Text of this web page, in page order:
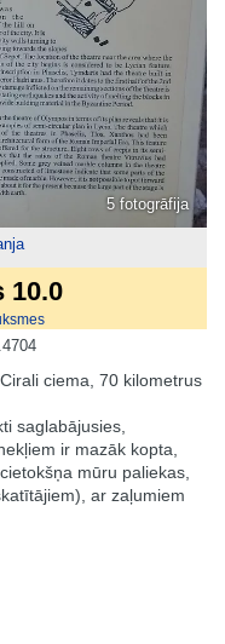
5 fotogrāfija
10.0
ciema, 70 kilometrus
saglabājusies,
ir mazāk kopta,
mūru paliekas,
ar zaļumiem